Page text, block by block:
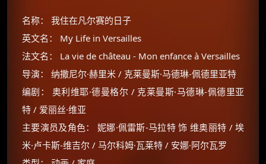
名称： 我住在凡尔赛的日子
英文名： My Life in Versailles
法文名： La vie de château - Mon enfance à Versailles
导演： 纳撒尼尔·赫里米 / 克莱曼斯·马德琳-佩德里亚特
编剧： 奥利维耶·德曼格尔 / 克莱曼斯·马德琳-佩德里亚
特 / 爱丽丝·维亚
主要演员及角色： 妮娜·佩雷斯-马拉特 饰 维奥丽特 / 埃
米·卢卡斯-维吉尔 / 马尔科姆·瓦莱特 / 安娜·阿尔瓦罗